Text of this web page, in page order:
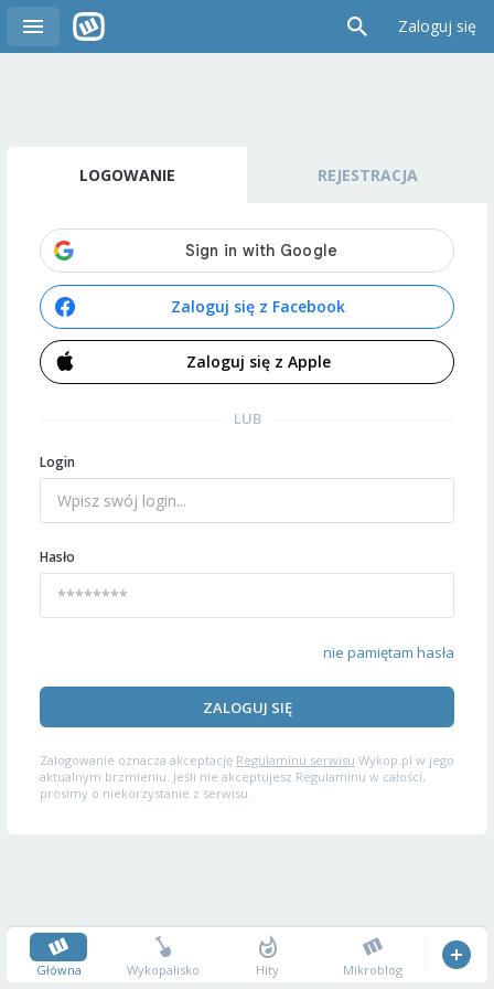
Zaloguj się
LOGOWANIE REJESTRACJA
Zaloguj się z Facebook
Zaloguj się z Apple
LUB
Login
Hasło
nie pamiętam hasła
ZALOGUJ SIĘ
Zalogowanie oznacza akceptację Regulaminu serwisu Wykop.pl w jego
aktualnym brzmieniu. Jeśli nie akceptujesz Regulaminu w całości,
prosimy o niekorzystanie z serwisu.
Główna Wykopalisko Hity Mikroblog